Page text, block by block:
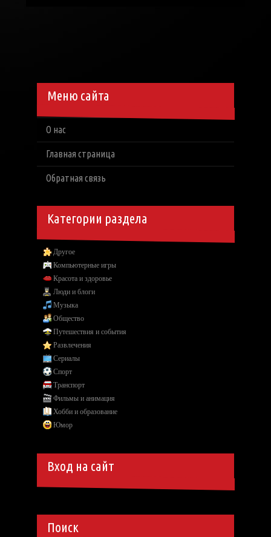
Меню сайта
О нас
Главная страница
Обратная связь
Категории раздела
Другое
Компьютерные игры
Красота и здоровье
Люди и блоги
Музыка
Общество
Путешествия и события
Развлечения
Сериалы
Спорт
Транспорт
Фильмы и анимация
Хобби и образование
Юмор
Вход на сайт
Поиск